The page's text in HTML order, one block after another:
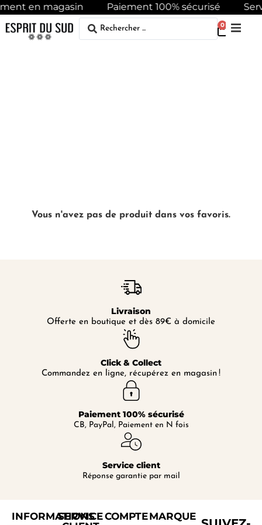
en magasin Paiement 100% sécurisé
0
Mes favoris
Vous n'avez pas de produit dans vos favoris.
Livraison
Offerte en boutique et dès 89€ à domicile
Click & Collect
Commandez en ligne, récupérez en magasin !
Paiement 100% sécurisé
CB, PayPal, Paiement en N fois
Service client
Réponse garantie par mail
INFORMATIONS
SERVICECOMPTEMARQUE